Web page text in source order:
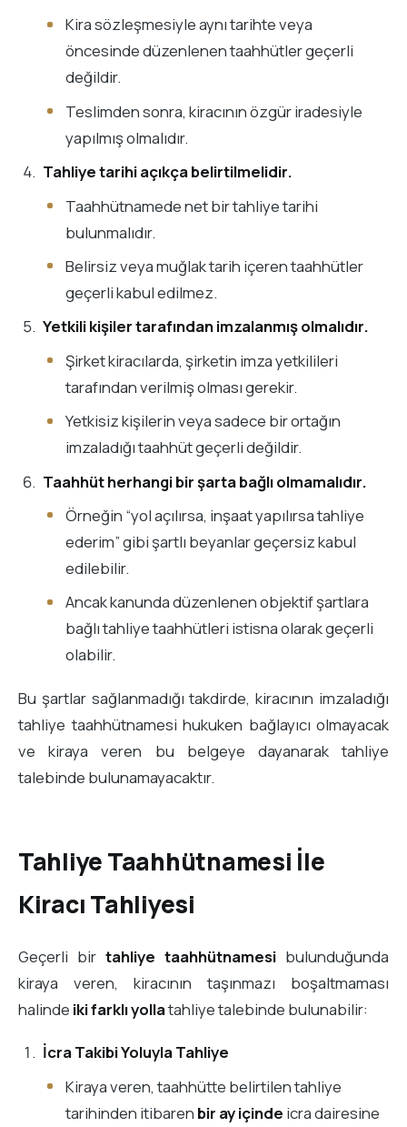
Kira sözleşmesiyle aynı tarihte veya
öncesinde düzenlenen taahhütler geçerli
değildir.
Teslimden sonra, kiracının özgür iradesiyle
yapılmış olmalıdır.
Tahliye tarihi açıkça belirtilmelidir.
Taahhütnamede net bir tahliye tarihi
bulunmalıdır.
Belirsiz veya muğlak tarih içeren taahhütler
geçerli kabul edilmez.
Yetkili kişiler tarafından imzalanmış olmalıdır.
Şirket kiracılarda, şirketin imza yetkilileri
tarafından verilmiş olması gerekir.
Yetkisiz kişilerin veya sadece bir ortağın
imzaladığı taahhüt geçerli değildir.
Taahhüt herhangi bir şarta bağlı olmamalıdır.
Örneğin “yol açılırsa, inşaat yapılırsa tahliye
ederim” gibi şartlı beyanlar geçersiz kabul
edilebilir.
Ancak kanunda düzenlenen objektif şartlara
bağlı tahliye taahhütleri istisna olarak geçerli
olabilir.
Bu şartlar sağlanmadığı takdirde, kiracının imzaladığı
tahliye taahhütnamesi hukuken bağlayıcı olmayacak
ve kiraya veren bu belgeye dayanarak tahliye
talebinde bulunamayacaktır.
Tahliye Taahhütnamesi İle
Kiracı Tahliyesi
Geçerli bir tahliye taahhütnamesi bulunduğunda
kiraya veren, kiracının taşınmazı boşaltmaması
halinde iki farklı yollatahliye talebinde bulunabilir:
İcra Takibi Yoluyla Tahliye
Kiraya veren, taahhütte belirtilen tahliye
tarihinden itibaren bir ay içinde icra dairesine